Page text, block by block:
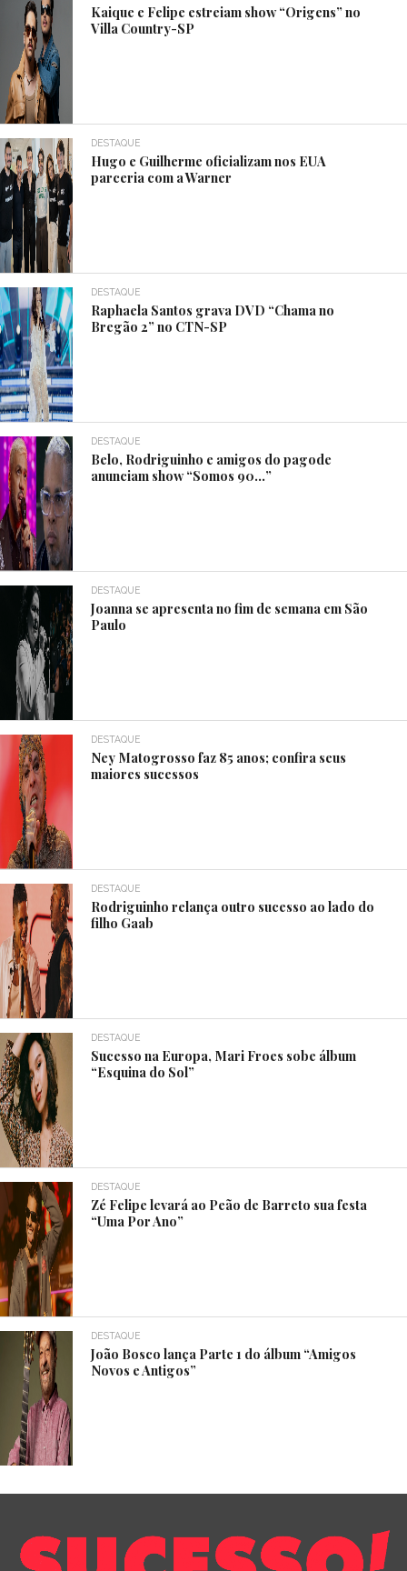
Kaique e Felipe estreiam show “Origens” no
Villa Country-SP
DESTAQUE
Hugo e Guilherme oficializam nos EUA
parceria com a Warner
DESTAQUE
Raphaela Santos grava DVD “Chama no
Bregão 2” no CTN-SP
DESTAQUE
Belo, Rodriguinho e amigos do pagode
anunciam show “Somos 90…”
DESTAQUE
Joanna se apresenta no fim de semana em São
Paulo
DESTAQUE
Ney Matogrosso faz 85 anos; confira seus
maiores sucessos
DESTAQUE
Rodriguinho relança outro sucesso ao lado do
filho Gaab
DESTAQUE
Sucesso na Europa, Mari Froes sobe álbum
“Esquina do Sol”
DESTAQUE
Zé Felipe levará ao Peão de Barreto sua festa
“Uma Por Ano”
DESTAQUE
João Bosco lança Parte 1 do álbum “Amigos
Novos e Antigos”